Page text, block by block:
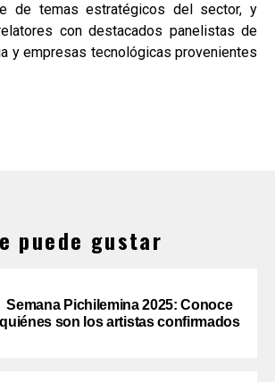
de temas estratégicos del sector, y
con destacados panelistas de
y empresas tecnológicas provenientes
puede gustar
Semana Pichilemina 2025: Conoce
quiénes son los artistas confirmados